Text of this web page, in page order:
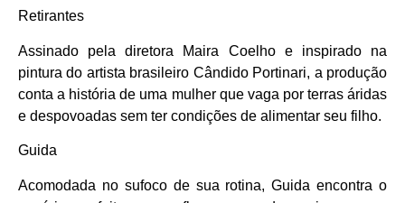
Retirantes
Assinado pela diretora Maira Coelho e inspirado na
pintura do artista brasileiro Cândido Portinari, a produção
conta a história de uma mulher que vaga por terras áridas
e despovoadas sem ter condições de alimentar seu filho.
Guida
Acomodada no sufoco de sua rotina, Guida encontra o